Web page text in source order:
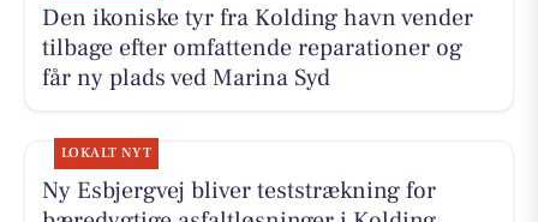
Den ikoniske tyr fra Kolding havn vender
tilbage efter omfattende reparationer og
får ny plads ved Marina Syd
LOKALT NYT
Ny Esbjergvej bliver teststrækning for